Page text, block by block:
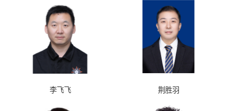
李飞飞 荆胜羽